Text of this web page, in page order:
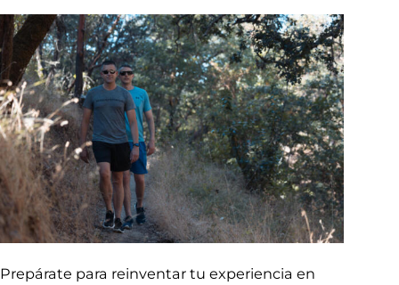
Prepárate para reinventar tu experiencia en